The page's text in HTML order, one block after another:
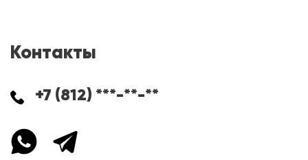
Контакты
+7 (812) ***-**-**